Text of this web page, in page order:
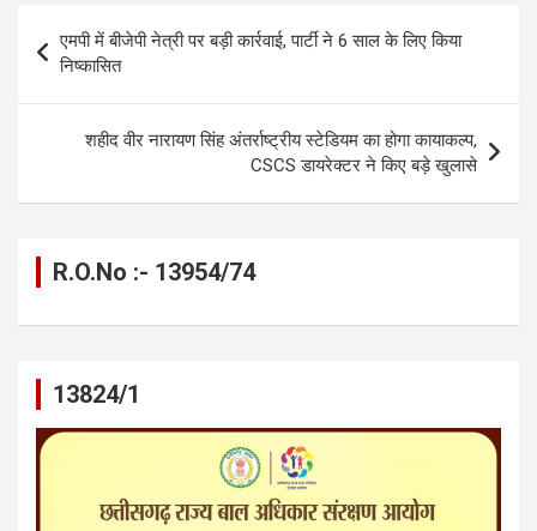
k
p
navigation
एमपी में बीजेपी नेत्री पर बड़ी कार्रवाई, पार्टी ने 6 साल के लिए किया
निष्कासित
शहीद वीर नारायण सिंह अंतर्राष्ट्रीय स्टेडियम का होगा कायाकल्प,
CSCS डायरेक्टर ने किए बड़े खुलासे
R.O.No :- 13954/74
13824/1